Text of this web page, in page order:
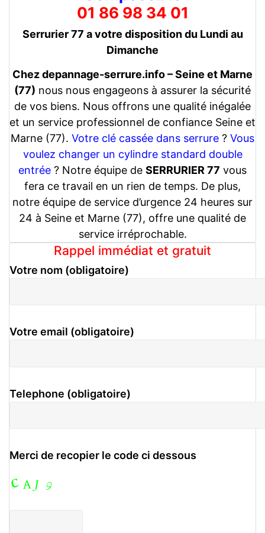
01 86 98 34 01
Serrurier 77 a votre disposition du Lundi au
Dimanche
Chez depannage-serrure.info – Seine et Marne
(77) nous nous engageons à assurer la sécurité
de vos biens. Nous offrons une qualité inégalée
et un service professionnel de confiance Seine et
Marne (77). Votre clé cassée dans serrure ? Vous
voulez changer un cylindre standard double
entrée ? Notre équipe de SERRURIER 77 vous
fera ce travail en un rien de temps. De plus,
notre équipe de service d’urgence 24 heures sur
24 à Seine et Marne (77), offre une qualité de
service irréprochable.
Rappel immédiat et gratuit
Votre nom (obligatoire)
Votre email (obligatoire)
Telephone (obligatoire)
Merci de recopier le code ci dessous